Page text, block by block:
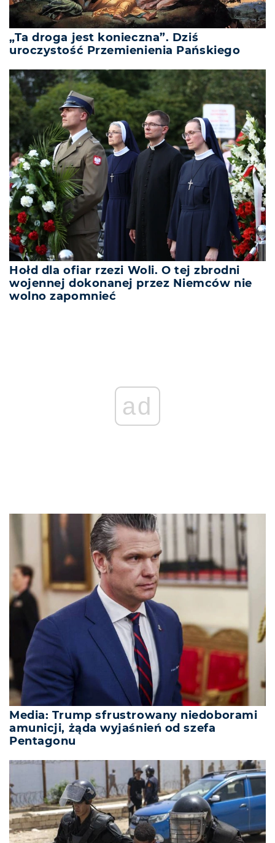
„Ta droga jest konieczna”. Dziś
uroczystość Przemienienia Pańskiego
Hołd dla ofiar rzezi Woli. O tej zbrodni
wojennej dokonanej przez Niemców nie
wolno zapomnieć
ad
Media: Trump sfrustrowany niedoborami
amunicji, żąda wyjaśnień od szefa
Pentagonu